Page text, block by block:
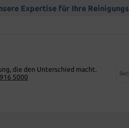
Expertise für Ihre
die den Unterschied macht.
5000